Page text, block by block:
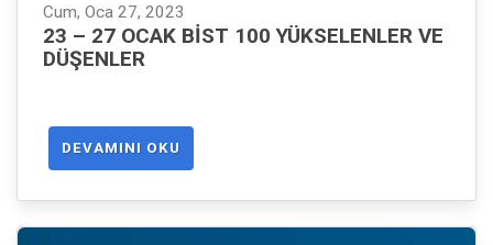
Cum, Oca 27, 2023
23 – 27 OCAK BIST 100 YÜKSELENLER VE
DÜŞENLER
DEVAMINI OKU